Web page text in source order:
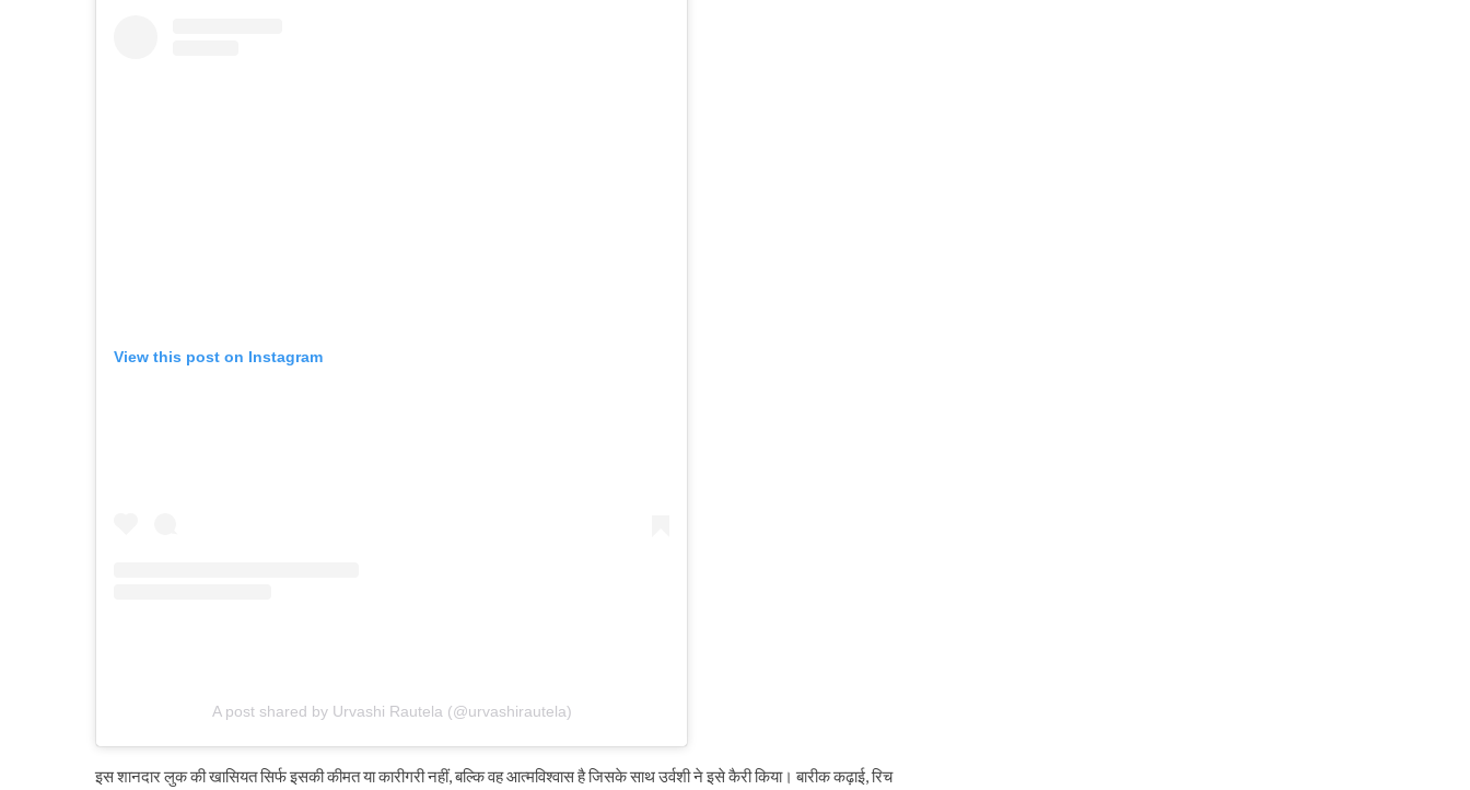
View this post on Instagram
A post shared by Urvashi Rautela (@urvashirautela)
इस शानदार लुक की खासियत सिर्फ इसकी कीमत या कारीगरी नहीं, बल्कि वह आत्मविश्वास है जिसके साथ उर्वशी ने इसे कैरी किया। बारीक कढ़ाई, रिच